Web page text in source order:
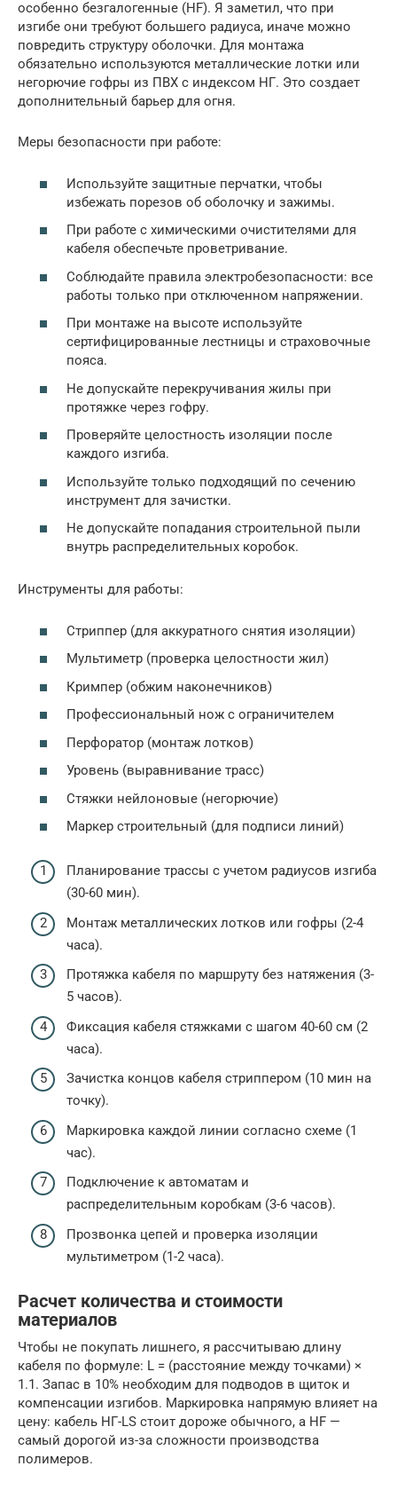
особенно безгалогенные (HF). Я заметил, что при
изгибе они требуют большего радиуса, иначе можно
повредить структуру оболочки. Для монтажа
обязательно используются металлические лотки или
негорючие гофры из ПВХ с индексом НГ. Это создает
дополнительный барьер для огня.
Меры безопасности при работе:
Используйте защитные перчатки, чтобы
избежать порезов об оболочку и зажимы.
При работе с химическими очистителями для
кабеля обеспечьте проветривание.
Соблюдайте правила электробезопасности: все
работы только при отключенном напряжении.
При монтаже на высоте используйте
сертифицированные лестницы и страховочные
пояса.
Не допускайте перекручивания жилы при
протяжке через гофру.
Проверяйте целостность изоляции после
каждого изгиба.
Используйте только подходящий по сечению
инструмент для зачистки.
Не допускайте попадания строительной пыли
внутрь распределительных коробок.
Инструменты для работы:
Стриппер (для аккуратного снятия изоляции)
Мультиметр (проверка целостности жил)
Кримпер (обжим наконечников)
Профессиональный нож с ограничителем
Перфоратор (монтаж лотков)
Уровень (выравнивание трасс)
Стяжки нейлоновые (негорючие)
Маркер строительный (для подписи линий)
Планирование трассы с учетом радиусов изгиба
(30-60 мин).
Монтаж металлических лотков или гофры (2-4
часа).
Протяжка кабеля по маршруту без натяжения (3-
5 часов).
Фиксация кабеля стяжками с шагом 40-60 см (2
часа).
Зачистка концов кабеля стриппером (10 мин на
точку).
Маркировка каждой линии согласно схеме (1
час).
Подключение к автоматам и
распределительным коробкам (3-6 часов).
Прозвонка цепей и проверка изоляции
мультиметром (1-2 часа).
Расчет количества и стоимости
материалов
Чтобы не покупать лишнего, я рассчитываю длину
кабеля по формуле: L = (расстояние между точками) ×
1.1. Запас в 10% необходим для подводов в щиток и
компенсации изгибов. Маркировка напрямую влияет на
цену: кабель НГ-LS стоит дороже обычного, а HF —
самый дорогой из-за сложности производства
полимеров.